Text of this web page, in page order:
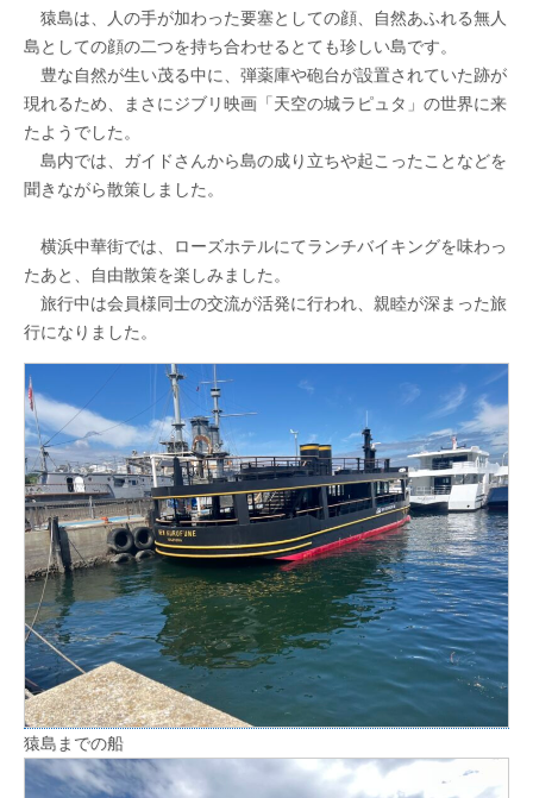
猿島は、人の手が加わった要塞としての顔、自然あふれる無人
島としての顔の二つを持ち合わせるとても珍しい島です。
豊な自然が生い茂る中に、弾薬庫や砲台が設置されていた跡が
現れるため、まさにジブリ映画「天空の城ラピュタ」の世界に来
たようでした。
島内では、ガイドさんから島の成り立ちや起こったことなどを
聞きながら散策しました。
横浜中華街では、ローズホテルにてランチバイキングを味わっ
たあと、自由散策を楽しみました。
旅行中は会員様同士の交流が活発に行われ、親睦が深まった旅
行になりました。
猿島までの船